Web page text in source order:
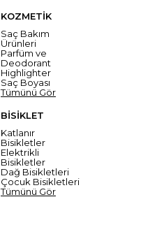
KOZMETİK
Saç Bakım
Ürünleri
Parfüm ve
Deodorant
Highlighter
Saç Boyası
Tümünü Gör
BİSİKLET
Katlanır
Bisikletler
Elektrikli
Bisikletler
Dağ Bisikletleri
Çocuk Bisikletleri
Tümünü Gör